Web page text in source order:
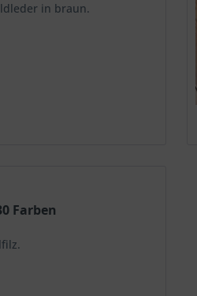
in braun.
Farben